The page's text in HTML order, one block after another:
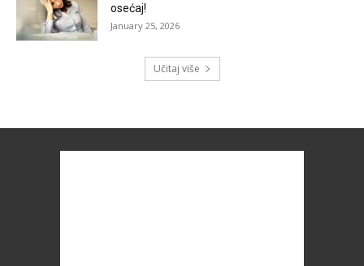
osećaj!
January 25, 2026
Učitaj više